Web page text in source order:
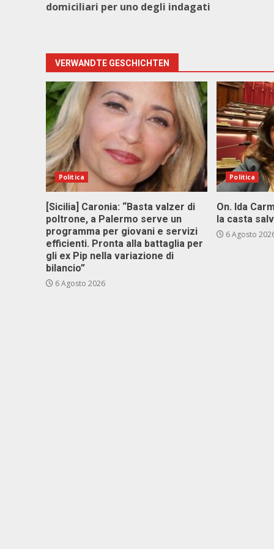
domiciliari per uno degli indagati
VERWANDTE GESCHICHTEN
Politica
[Sicilia] Caronia: “Basta valzer di
poltrone, a Palermo serve un
programma per giovani e servizi
efficienti. Pronta alla battaglia per
gli ex Pip nella variazione di
bilancio”
6 Agosto 2026
Politica
On. Ida
la casta
6 Agosto